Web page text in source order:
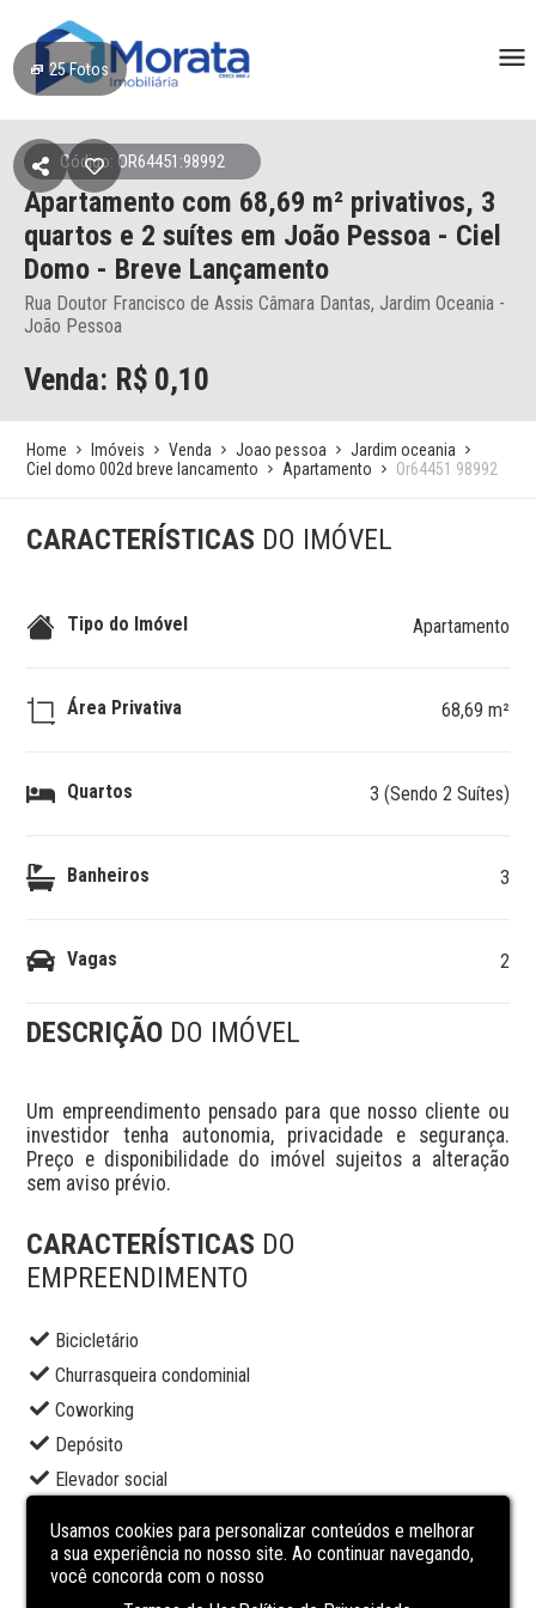
25Fotos
Código: OR64451:98992
Apartamento com 68,69 m² privativos, 3
quartos e 2 suítes em João Pessoa - Ciel
Domo - Breve Lançamento
Rua Doutor Francisco de Assis Câmara Dantas, Jardim Oceania -
João Pessoa
Venda: R$ 0,10
Home Imóveis Venda Joao pessoa
Jardim oceania
Ciel domo 002d breve lancamento
Apartamento Or64451 98992
CARACTERÍSTICAS DO IMÓVEL
Tipo do Imóvel Apartamento
Área Privativa 68,69 m²
Quartos 3 (Sendo 2 Suítes)
Banheiros 3
Vagas 2
DESCRIÇÃO DO IMÓVEL
Um empreendimento pensado para que nosso cliente ou
investidor tenha autonomia, privacidade e segurança.
Preço e disponibilidade do imóvel sujeitos a alteração
sem aviso prévio.
CARACTERÍSTICAS DO
EMPREENDIMENTO
Bicicletário
Churrasqueira condominial
Coworking
Depósito
Elevador social
Pet place
Piscina adulto
Usamos cookies para personalizar conteúdos e melhorar
a sua experiência no nosso site. Ao continuar navegando,
você concorda com o nosso